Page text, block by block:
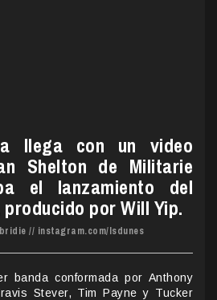
llega con un video
Shelton de Militarie
el lanzamiento del
por Will Yip.
// instagram.com/lsdunes
banda conformada por Anthony
Stever, Tim Payne y Tucker